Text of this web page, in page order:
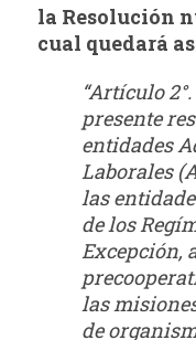
la Resolución
cual quedará
“Artículo
presente
entidades
Laborales
las
de los
Excepción,
las
de